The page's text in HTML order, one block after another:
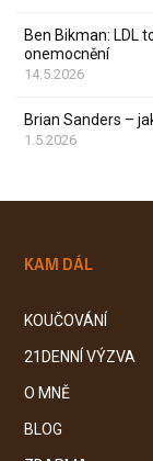
Ben Bikman: LDL
onemocnění
14.5.2026
Brian Sanders –
1.5.2026
KAM DÁL
KOUČOVÁNÍ
21DENNÍ VÝZVA
O MNĚ
BLOG